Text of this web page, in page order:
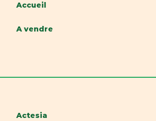
Accueil
A vendre
Actesia